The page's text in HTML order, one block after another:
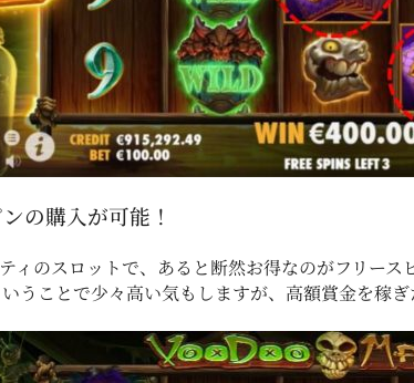
の購入が可能！
ィのスロットで、あると断然お得なのがフリー
うことで少々高い気もしますが、高額賞金を稼